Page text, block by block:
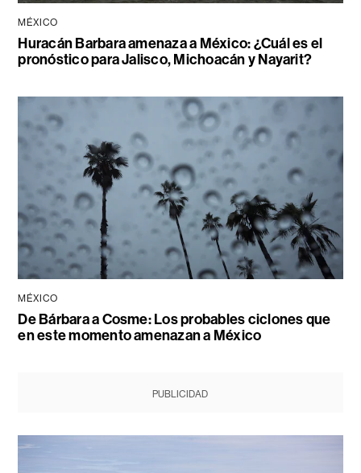
MÉXICO
Huracán Barbara amenaza a México: ¿Cuál es el
pronóstico para Jalisco, Michoacán y Nayarit?
MÉXICO
De Bárbara a Cosme: Los probables ciclones que
en este momento amenazan a México
PUBLICIDAD